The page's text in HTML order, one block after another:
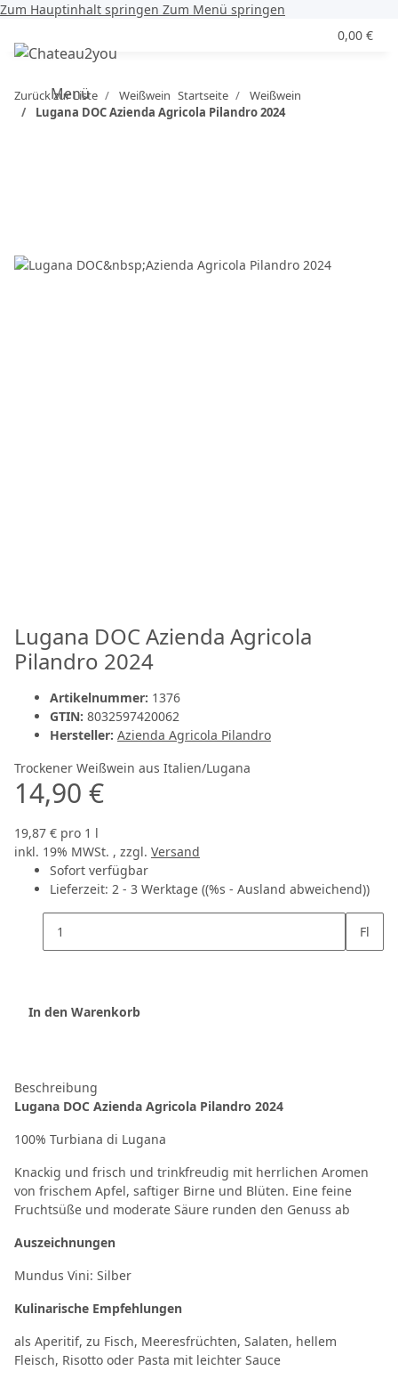
Zum Hauptinhalt springen Zum Menü springen
Menü
0,00 €
Zurück zur Liste Weißwein Startseite
Weißwein
Lugana DOC Azienda Agricola Pilandro 2024
Lugana DOC Azienda Agricola
Pilandro 2024
Artikelnummer: 1376
GTIN: 8032597420062
Hersteller: Azienda Agricola Pilandro
Trockener Weißwein aus Italien/Lugana
14,90 €
19,87 € pro 1 l
inkl. 19% MWSt. , zzgl. Versand
Sofort verfügbar
Lieferzeit: 2 - 3 Werktage ((%s - Ausland abweichend))
Fl
In den Warenkorb
Beschreibung
Lugana DOC Azienda Agricola Pilandro 2024
100% Turbiana di Lugana
Knackig und frisch und trinkfreudig mit herrlichen Aromen
von frischem Apfel, saftiger Birne und Blüten. Eine feine
Fruchtsüße und moderate Säure runden den Genuss ab
Auszeichnungen
Mundus Vini: Silber
Kulinarische Empfehlungen
als Aperitif, zu Fisch, Meeresfrüchten, Salaten, hellem
Fleisch, Risotto oder Pasta mit leichter Sauce